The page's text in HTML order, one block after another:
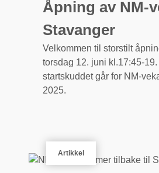
Åpning av NM-
Stavanger
Velkommen til storstilt
torsdag 12. juni kl.17:45-
startskuddet går for NM-
2025.
Artikkel